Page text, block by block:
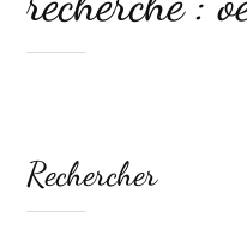
Rechercher